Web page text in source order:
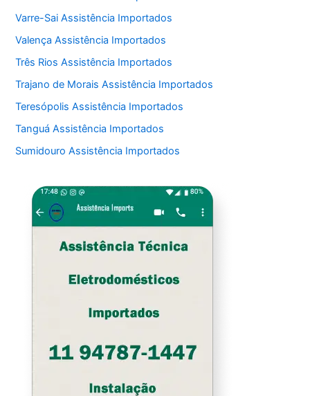
Varre-Sai Assistência Importados
Valença Assistência Importados
Três Rios Assistência Importados
Trajano de Morais Assistência Importados
Teresópolis Assistência Importados
Tanguá Assistência Importados
Sumidouro Assistência Importados